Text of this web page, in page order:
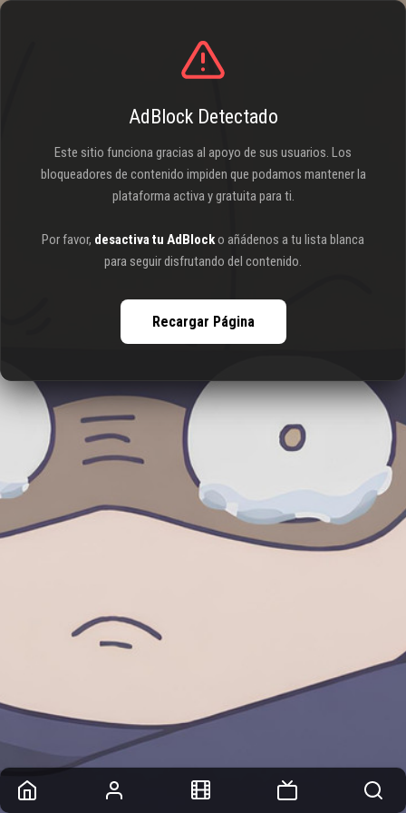
AdBlock Detectado
Este sitio funciona gracias al apoyo de sus usuarios. Los
bloqueadores de contenido impiden que podamos mantener la
plataforma activa y gratuita para ti.
Por favor, desactiva tu AdBlocko añádenos a tu lista blanca
para seguir disfrutando del contenido.
Recargar Página